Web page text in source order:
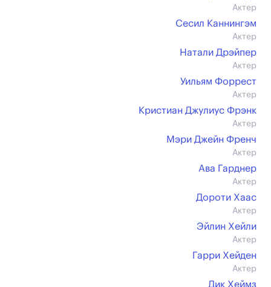
Актер
Сесил Каннингэм
Актер
Натали Дрэйпер
Актер
Уильям Форрест
Актер
Кристиан Джулиус Фрэнк
Актер
Мэри Джейн Френч
Актер
Ава Гарднер
Актер
Дороти Хаас
Актер
Эйлин Хейли
Актер
Гарри Хейден
Актер
Дик Хеймз